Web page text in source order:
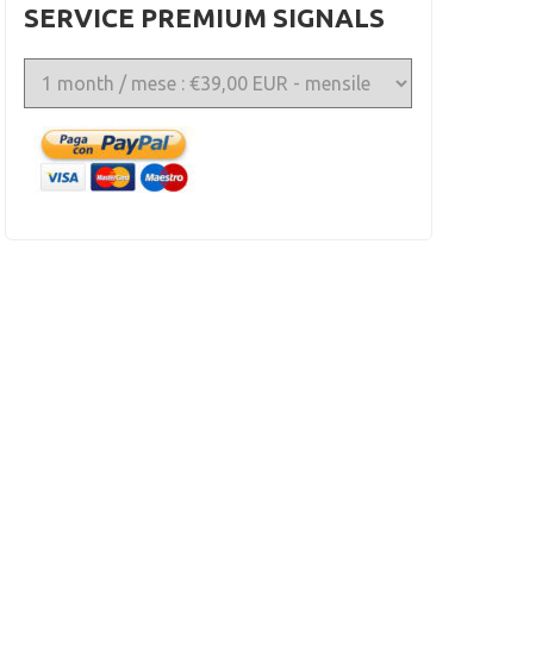
SERVICE PREMIUM SIGNALS